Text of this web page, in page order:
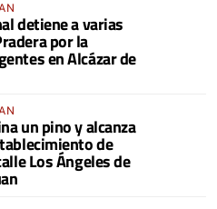
detiene a varias
por la
en Alcázar de
un pino y alcanza
de
Los Ángeles de